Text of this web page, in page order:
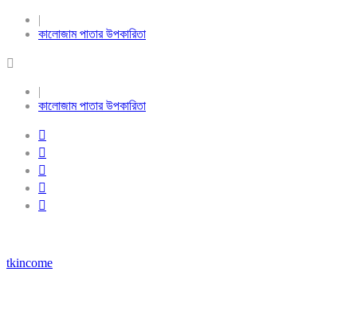
|
কালোজাম পাতার উপকারিতা
|
কালোজাম পাতার উপকারিতা
tkincome